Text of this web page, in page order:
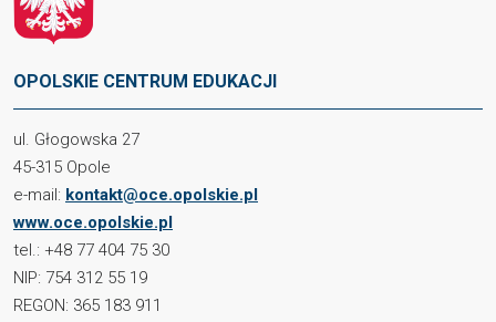
OPOLSKIE CENTRUM EDUKACJI
ul. Głogowska 27
45-315 Opole
e-mail: kontakt@oce.opolskie.pl
www.oce.opolskie.pl
tel.: +48 77 404 75 30
NIP: 754 312 55 19
REGON: 365 183 911